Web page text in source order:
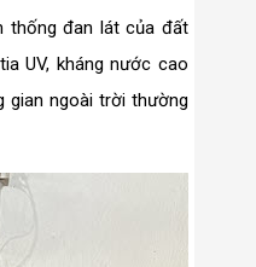
thống đan lát của đất
UV, kháng nước cao
gian ngoài trời thường